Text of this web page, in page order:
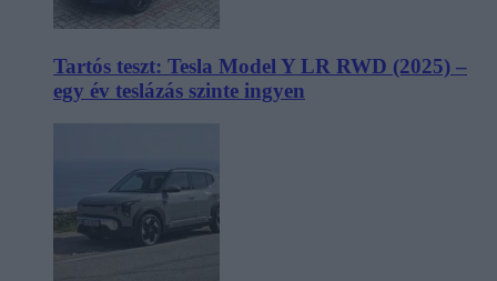
Tartós teszt: Tesla Model Y LR RWD (2025) –
egy év teslázás szinte ingyen